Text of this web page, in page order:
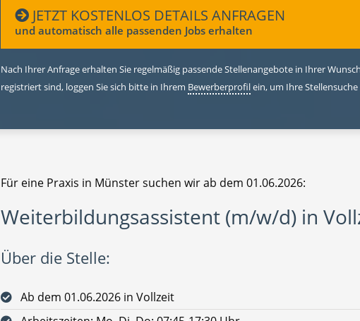
JETZT KOSTENLOS DETAILS ANFRAGEN
und automatisch alle passenden Jobs erhalten
Nach Ihrer Anfrage erhalten Sie regelmäßig passende Stellenangebote in Ihrer
registriert sind, loggen Sie sich bitte in Ihrem Bewerberprofilein, um Ihre
Für eine Praxis in Münster suchen wir ab dem 01.06.2026:
Weiterbildungsassistent (m/w/d) in
Über die Stelle:
Ab dem 01.06.2026 in Vollzeit